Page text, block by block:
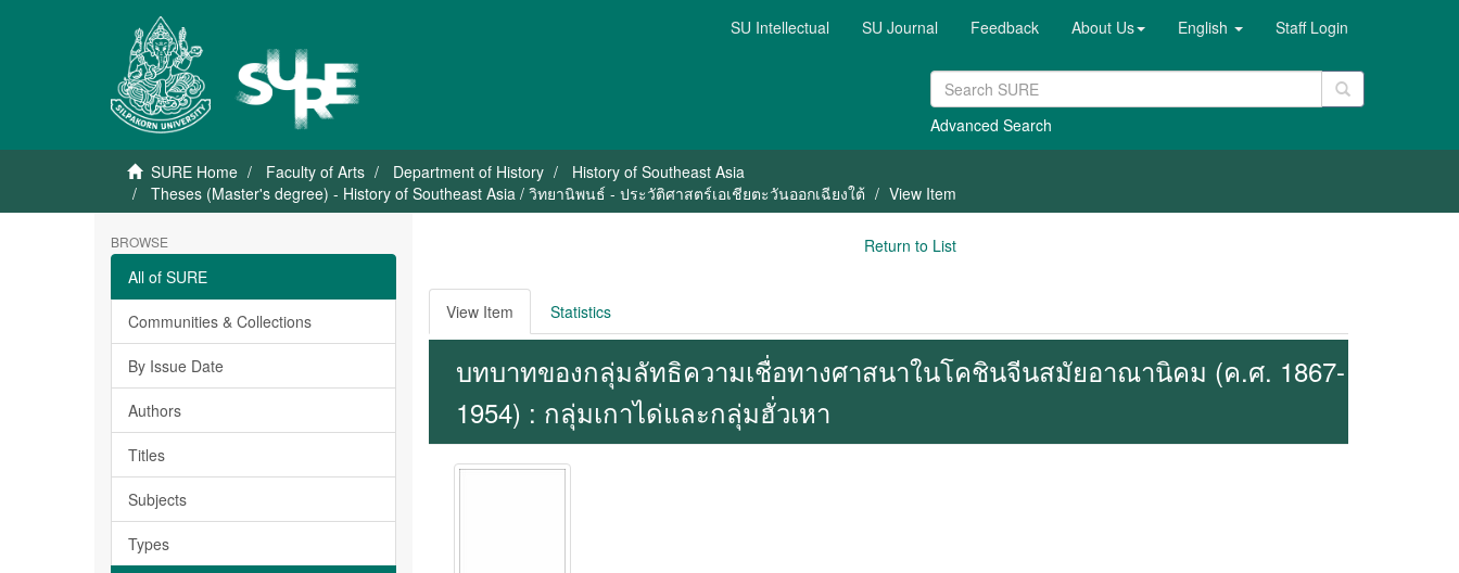
SU Intellectual SU Journal Feedback About Us English Staff Login
Advanced Search
SURE Home Faculty of Arts Department of History
History of Southeast Asia
Theses (Master's degree) - History of Southeast Asia / วิทยานิพนธ์ - ประวัติศาสตร์เอเชียตะวันออกเฉียงใต้
View Item
BROWSE
All of SURE
Communities & Collections
By Issue Date
Authors
Titles
Subjects
Types
Return to List
View Item Statistics
บทบาทของกลุ่มลัทธิความเชื่อทางศาสนาในโคชินจีนสมัยอาณานิคม (ค.ศ. 1867-
1954) : กลุ่มเกาได่และกลุ่มฮั่วเหา